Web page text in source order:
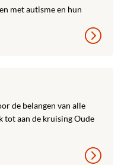
met autisme en hun
de belangen van alle
tot aan de kruising Oude